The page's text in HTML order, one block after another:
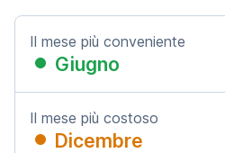
Il mese più conveniente
Giugno
Il mese più costoso
Dicembre